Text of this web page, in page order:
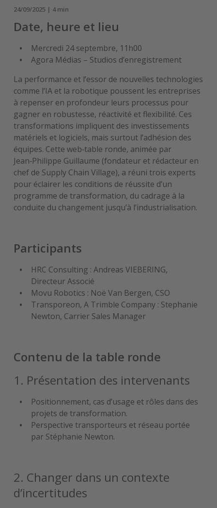
24/09/2025 | 4 min
Date, heure et lieu
Mercredi 24 septembre, 11h00
Agora Médias – Studios d’enregistrement
La performance et l’essor de nouvelles technologies
comme l’IA et la robotique poussent les entreprises
à repenser en profondeur leurs processus pour
gagner en robustesse, réactivité et flexibilité. Ces
transformations impliquent des investissements
matériels et logiciels, mais surtout l’adhésion des
équipes. Cette web‑table ronde, animée par
Jean‑Philippe Guillaume (fondateur et rédacteur en
chef de Supply Chain Village), a réuni trois experts
pour éclairer les conditions de réussite d’un
programme de transformation, du cadrage à la
conduite du changement jusqu’à l’industrialisation.
Participants
HRC Consulting : Andreas VIEBERING,
Directeur Associé
Movu Robotics : Noë Van Bergen, CSO
Transporeon, A Trimble Company : Stephanie
Newton, Carrier Sales Manager
Contenu de la table ronde
1. Présentation des intervenants
Positionnement, cas d’usage et rôles dans des
projets de transformation.
Perspective transporteurs et réseau portée
par Stéphanie Newton.
2. Changer dans un contexte
d’incertitudes